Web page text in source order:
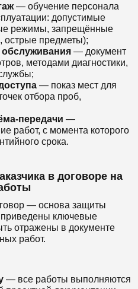
— обучение персонала
допустимые
режимы, запрещённые
острые предметы);
обслуживания — документ
методами диагностики,
— показ мест для
отбора проб,
передачи —
работ, с момента которого
срока.
в договоре на
— основа защиты
приведены ключевые
отражены в документе
работ.
— все работы выполняются